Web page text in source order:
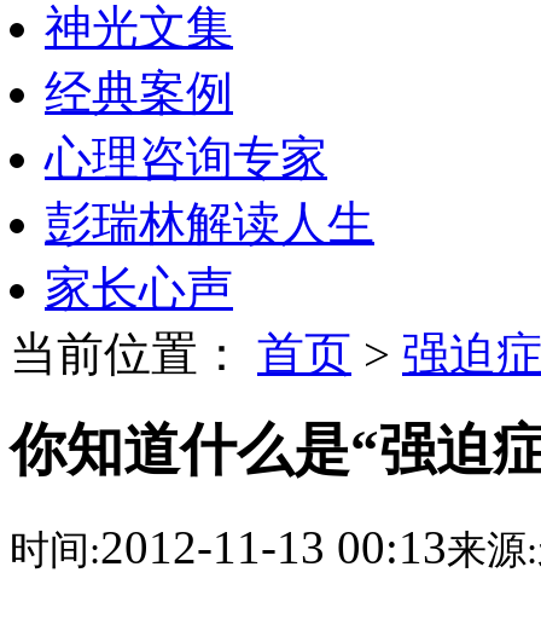
神光文集
经典案例
心理咨询专家
彭瑞林解读人生
家长心声
当前位置： 首页 > 强迫
你知道什么是“强迫
时间:2012-11-13 00:13来源: